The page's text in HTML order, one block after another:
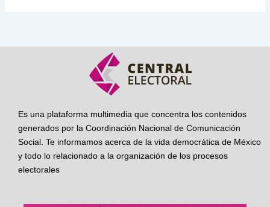
Es una plataforma multimedia que concentra los contenidos
generados por la Coordinación Nacional de Comunicación
Social. Te informamos acerca de la vida democrática de México
y todo lo relacionado a la organización de los procesos
electorales